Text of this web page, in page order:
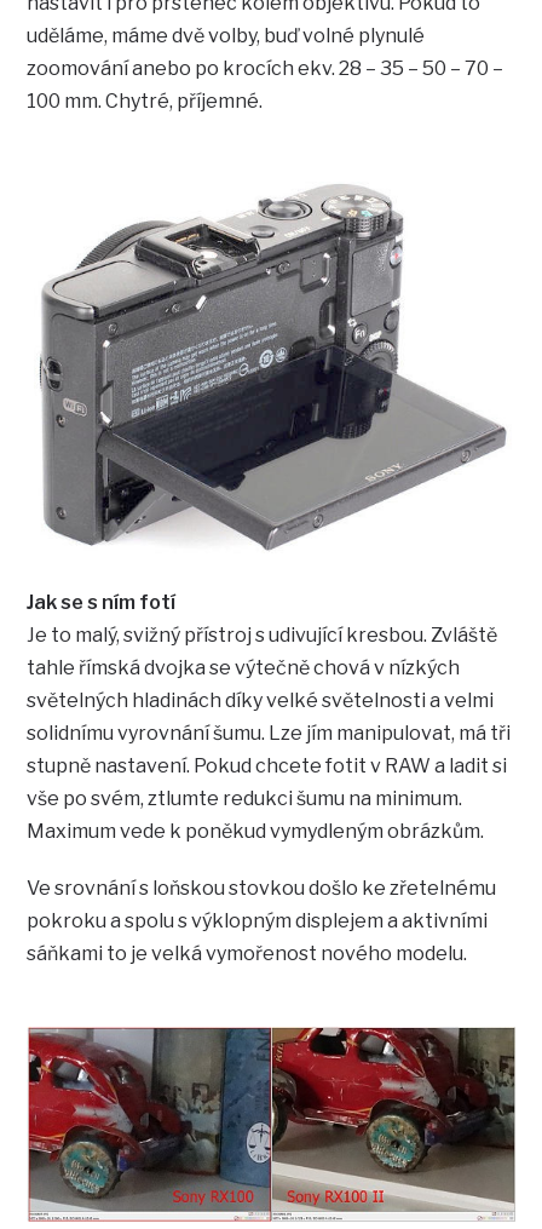
uděláme, máme dvě volby, buď volné plynulé
zoomování anebo po krocích ekv. 28 – 35 – 50 – 70 –
100 mm. Chytré, příjemné.
Jak se s ním fotí
Je to malý, svižný přístroj s udivující kresbou. Zvláště
tahle římská dvojka se výtečně chová v nízkých
světelných hladinách díky velké světelnosti a velmi
solidnímu vyrovnání šumu. Lze jím manipulovat, má tři
stupně nastavení. Pokud chcete fotit v RAW a ladit si
vše po svém, ztlumte redukci šumu na minimum.
Maximum vede k poněkud vymydleným obrázkům.
Ve srovnání s loňskou stovkou došlo ke zřetelnému
pokroku a spolu s výklopným displejem a aktivními
sáňkami to je velká vymořenost nového modelu.